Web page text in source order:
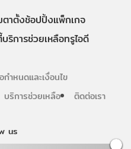
us
ตาตั้งช้อปปิ้งแพ็กเกจ
บริการช่วยเหลือทรูไอดี
กำหนดและเงื่อนไข
บริการช่วยเหลือ ติดต่อเรา